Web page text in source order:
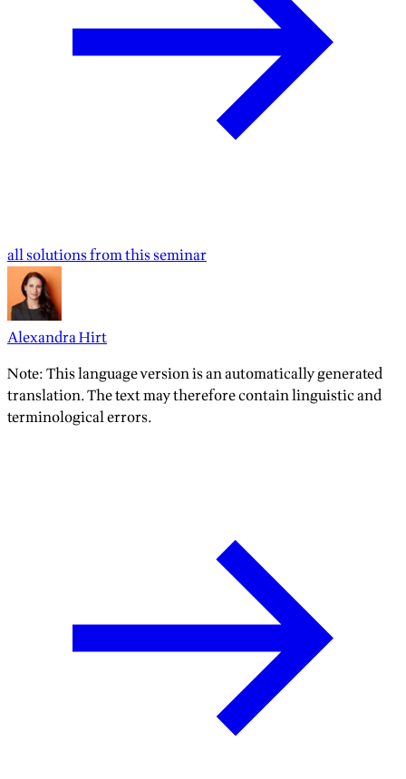
all solutions from this seminar
Alexandra Hirt
Note: This language version is an automatically generated
translation. The text may therefore contain linguistic and
terminological errors.